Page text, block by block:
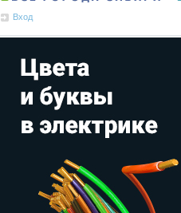
Вход